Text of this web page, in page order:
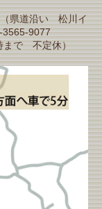
（県道沿い 松川イ
9077
まで 不定休）